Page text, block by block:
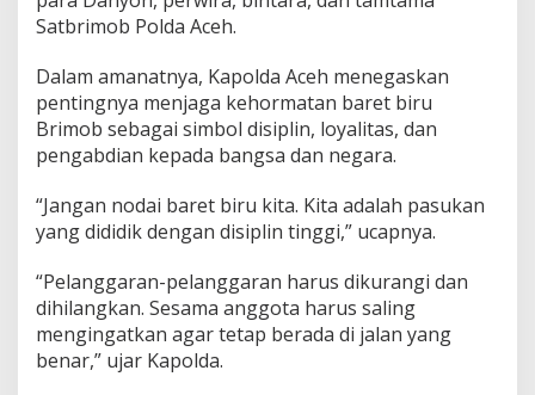
Satbrimob Polda Aceh.
Dalam amanatnya, Kapolda Aceh menegaskan
pentingnya menjaga kehormatan baret biru
Brimob sebagai simbol disiplin, loyalitas, dan
pengabdian kepada bangsa dan negara.
“Jangan nodai baret biru kita. Kita adalah pasukan
yang dididik dengan disiplin tinggi,” ucapnya.
“Pelanggaran-pelanggaran harus dikurangi dan
dihilangkan. Sesama anggota harus saling
mengingatkan agar tetap berada di jalan yang
benar,” ujar Kapolda.